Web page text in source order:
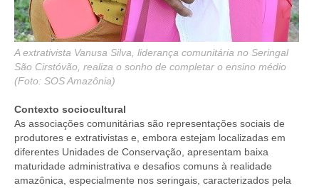
A extrativista Vanusa Silva, liderança comunitária no Seringal
São Cirstóvão, realiza o sonho de completar o ensino médio
(Foto: SOS Amazônia)
Contexto sociocultural
As associações comunitárias são representações sociais de
produtores e extrativistas e, embora estejam localizadas em
diferentes Unidades de Conservação, apresentam baixa
maturidade administrativa e desafios comuns à realidade
amazônica, especialmente nos seringais, caracterizados pela